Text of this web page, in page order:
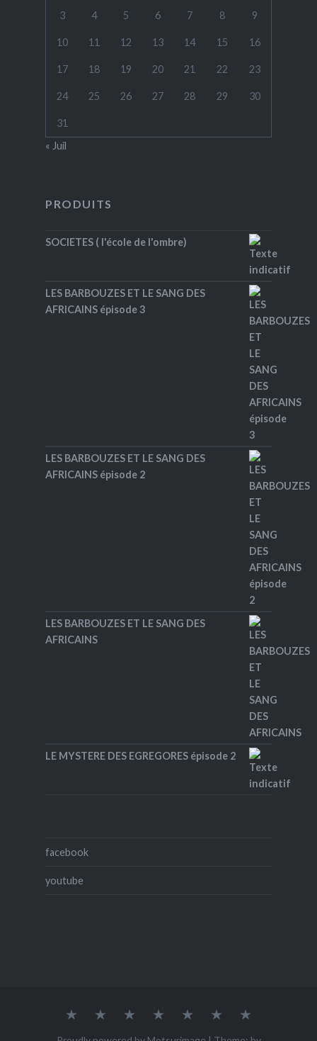
3 4 5 6 7 8 9
10 11 12 13 14 15 16
17 18 19 20 21 22 23
24 25 26 27 28 29 30
31
« Juil
PRODUITS
SOCIETES ( l'école de l'ombre)
LES BARBOUZES ET LE SANG DES
AFRICAINS épisode 3
LES BARBOUZES ET LE SANG DES
AFRICAINS épisode 2
LES BARBOUZES ET LE SANG DES
AFRICAINS
LE MYSTERE DES EGREGORES épisode 2
facebook
youtube
Accueil Qui
ACHETER
Mes
Mes
Mes